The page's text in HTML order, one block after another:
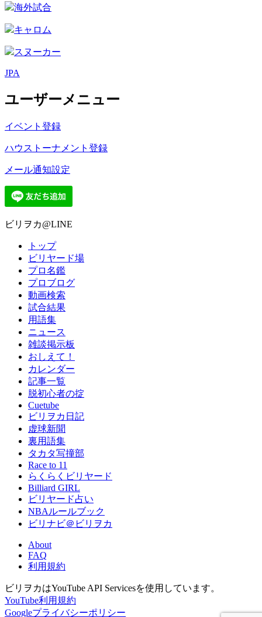
海外試合
キャロム
スヌーカー
JPA
ユーザーメニュー
イベント登録
ハウストーナメント登録
メール通知設定
ビリヲカ@LINE
トップ
ビリヤード場
プロ名鑑
プロブログ
動画検索
試合結果
用語集
ニュース
雑談掲示板
おしえて！
カレンダー
記事一覧
脱初心者の掟
Cuetube
ビリヲカ日記
虚球新聞
裏用語集
タカタ写撞部
Race to 11
らくらくビリヤード
Billiard GIRL
ビリヤード占い
NBAルールブック
ビリナビ＠ビリヲカ
About
FAQ
利用規約
ビリヲカはYouTube API Servicesを使用しています。
YouTube利用規約
Googleプライバシーポリシー